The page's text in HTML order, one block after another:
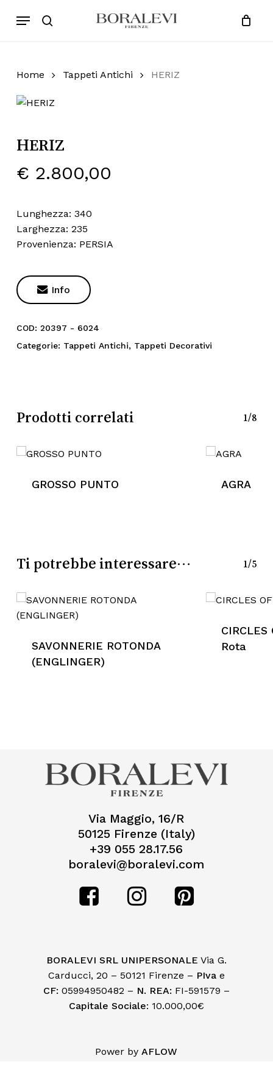
Products
search
Menu
Cart Close
Go To Shop
Home Tappeti Antichi HERIZ
HERIZ
€ 2.800,00
Lunghezza: 340
Larghezza: 235
Provenienza: PERSIA
Info
COD: 20397 - 6024
Categorie: Tappeti Antichi, Tappeti Decorativi
Prodotti correlati 1/8
GROSSO PUNTO AGRA
Ti potrebbe interessare… 1/5
SAVONNERIE ROTONDA
(ENGLINGER)
CIRCLES
Rota
Via Maggio, 16/R
50125 Firenze (Italy)
+39 055 28.17.56
boralevi@boralevi.com
BORALEVI SRL UNIPERSONALE Via G.
Carducci, 20 – 50121 Firenze – PIvae
CF: 05994950482 – N. REA: FI-591579 –
Capitale Sociale: 10.000,00€
Power byAFLOW